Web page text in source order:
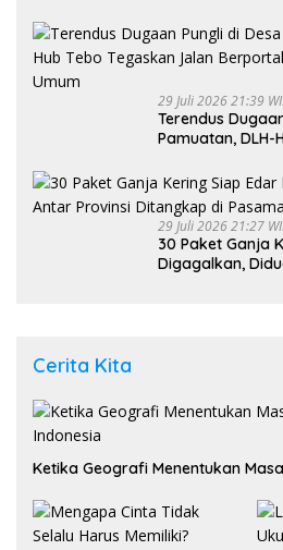
29 Juli 2026 21:39
Terendus
Pamuatan, DLH-
Umum
29 Juli 2026 21:27
30 Paket Ganja
Digagalkan,
Cerita Kita
Ketika Geografi Menentukan